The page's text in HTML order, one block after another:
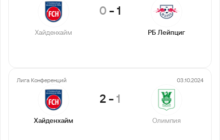
Хайденхайм
0-1
РБ Лейпциг
Лига Конференций 03.10.2024
Хайденхайм
2-1
Олимпия